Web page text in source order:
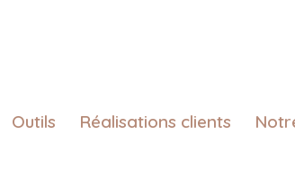
Outils Réalisations clients